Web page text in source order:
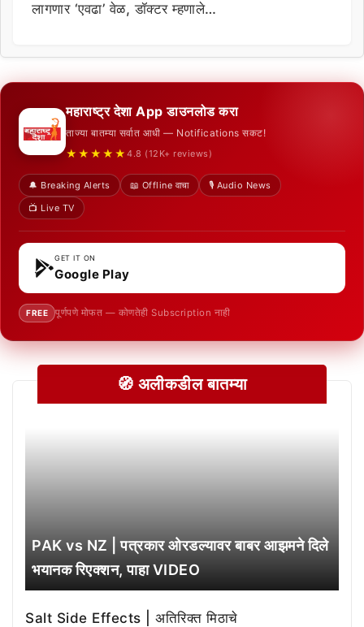
लागणार ‘एवढा’ वेळ, डॉक्टर म्हणाले…
महाराष्ट्र देशा App डाउनलोड करा
ताज्या बातम्या सर्वात आधी — Notifications सकट!
★★★★★ 4.8 (12K+ reviews)
🔔 Breaking Alerts 📖 Offline वाचा
🎙️ Audio News
📺 Live TV
GET IT ON
Google Play
FREE पूर्णपणे मोफत — कोणतेही Subscription नाही
🧭 अलीकडील बातम्या
PAK vs NZ | पत्रकार ओरडल्यावर बाबर आझमने दिले
भयानक रिएक्शन, पाहा VIDEO
Salt Side Effects | अतिरिक्त मिठाचे